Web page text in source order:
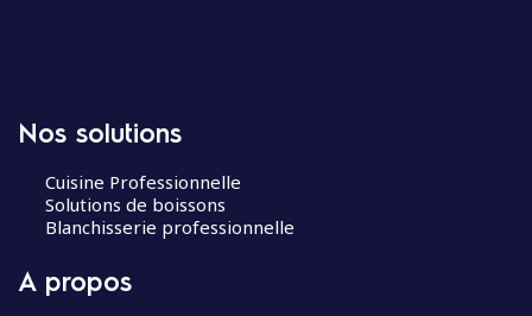
Nos solutions
Cuisine Professionnelle
Solutions de boissons
Blanchisserie professionnelle
A propos